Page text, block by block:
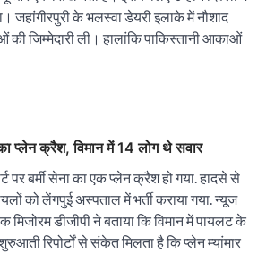
जहांगीरपुरी के भलस्वा डेयरी इलाके में नौशाद
जिम्मेदारी ली। हालांकि पाकिस्तानी आकाओं
का प्लेन क्रैश, विमान में 14 लोग थे सवार
पर बर्मी सेना का एक प्लेन क्रैश हो गया. हादसे से
को लेंगपुई अस्पताल में भर्ती कराया गया. न्यूज
डीजीपी ने बताया कि विमान में पायलट के
रिपोर्टों से संकेत मिलता है कि प्लेन म्यांमार